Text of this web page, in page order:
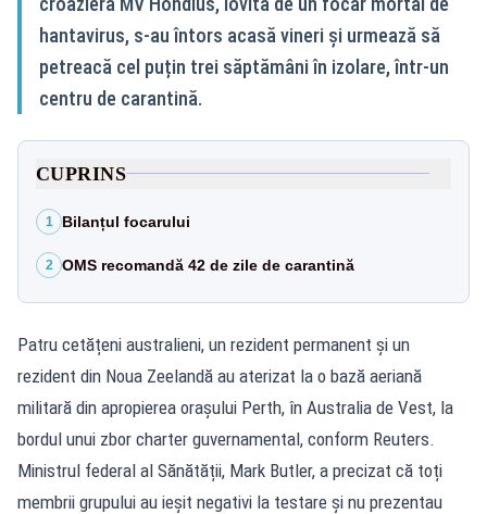
hantavirus, s-au întors acasă vineri și urmează să
petreacă cel puțin trei săptămâni în izolare, într-un
centru de carantină.
CUPRINS
1 Bilanțul focarului
2 OMS recomandă 42 de zile de carantină
Patru cetățeni australieni, un rezident permanent și un
rezident din Noua Zeelandă au aterizat la o bază aeriană
militară din apropierea orașului Perth, în Australia de Vest, la
bordul unui zbor charter guvernamental, conform Reuters.
Ministrul federal al Sănătății, Mark Butler, a precizat că toți
membrii grupului au ieșit negativi la testare și nu prezentau